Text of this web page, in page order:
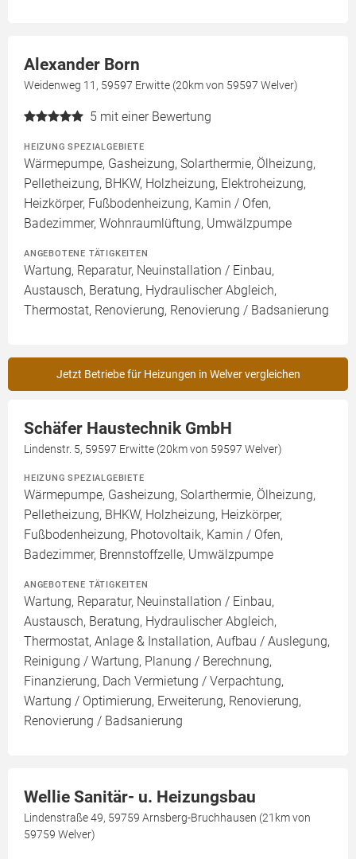
Alexander Born
Weidenweg 11, 59597 Erwitte (20km von 59597 Welver)
5 mit einer Bewertung
HEIZUNG SPEZIALGEBIETE
Wärmepumpe, Gasheizung, Solarthermie, Ölheizung,
Pelletheizung, BHKW, Holzheizung, Elektroheizung,
Heizkörper, Fußbodenheizung, Kamin / Ofen,
Badezimmer, Wohnraumlüftung, Umwälzpumpe
ANGEBOTENE TÄTIGKEITEN
Wartung, Reparatur, Neuinstallation / Einbau,
Austausch, Beratung, Hydraulischer Abgleich,
Thermostat, Renovierung, Renovierung / Badsanierung
Jetzt Betriebe für Heizungen in Welver vergleichen
Schäfer Haustechnik GmbH
Lindenstr. 5, 59597 Erwitte (20km von 59597 Welver)
HEIZUNG SPEZIALGEBIETE
Wärmepumpe, Gasheizung, Solarthermie, Ölheizung,
Pelletheizung, BHKW, Holzheizung, Heizkörper,
Fußbodenheizung, Photovoltaik, Kamin / Ofen,
Badezimmer, Brennstoffzelle, Umwälzpumpe
ANGEBOTENE TÄTIGKEITEN
Wartung, Reparatur, Neuinstallation / Einbau,
Austausch, Beratung, Hydraulischer Abgleich,
Thermostat, Anlage & Installation, Aufbau / Auslegung,
Reinigung / Wartung, Planung / Berechnung,
Finanzierung, Dach Vermietung / Verpachtung,
Wartung / Optimierung, Erweiterung, Renovierung,
Renovierung / Badsanierung
Wellie Sanitär- u. Heizungsbau
Lindenstraße 49, 59759 Arnsberg-Bruchhausen (21km von
59759 Welver)